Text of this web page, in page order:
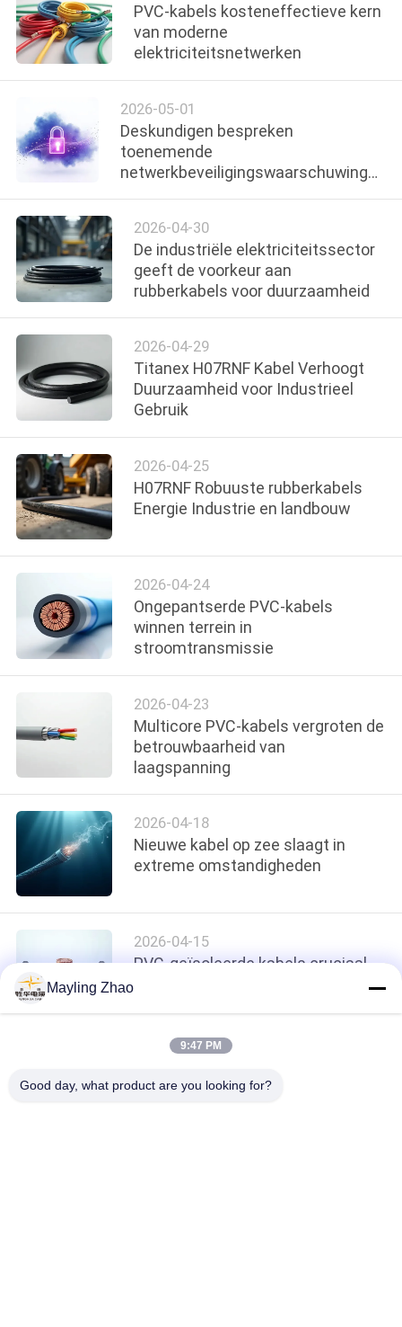
PVC-kabels kosteneffectieve kern
van moderne
elektriciteitsnetwerken
2026-05-01
Deskundigen bespreken
toenemende
netwerkbeveiligingswaarschuwingen
2026-04-30
De industriële elektriciteitssector
geeft de voorkeur aan
rubberkabels voor duurzaamheid
2026-04-29
Titanex H07RNF Kabel Verhoogt
Duurzaamheid voor Industrieel
Gebruik
2026-04-25
H07RNF Robuuste rubberkabels
Energie Industrie en landbouw
2026-04-24
Ongepantserde PVC-kabels
winnen terrein in
stroomtransmissie
2026-04-23
Multicore PVC-kabels vergroten de
betrouwbaarheid van
laagspanning
2026-04-18
Nieuwe kabel op zee slaagt in
extreme omstandigheden
2026-04-15
PVC-geïsoleerde kabels cruciaal
Mayling Zhao
9:47 PM
Good day, what product are you looking for?